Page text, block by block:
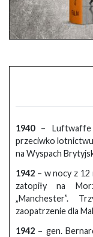
1940– Luftwaffe
przeciwko
na Wyspach
1942 – w nocy z 12
zatopiły na
„Manchester”.
zaopatrzenie dla
1942 – gen.